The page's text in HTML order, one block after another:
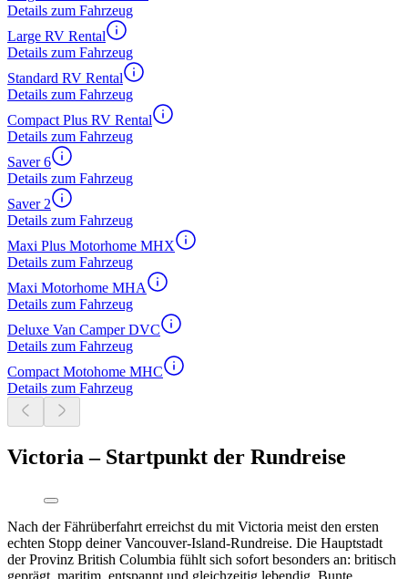
Details zum Fahrzeug
Large RV Rental
Details zum Fahrzeug
Standard RV Rental
Details zum Fahrzeug
Compact Plus RV Rental
Details zum Fahrzeug
Saver 6
Details zum Fahrzeug
Saver 2
Details zum Fahrzeug
Maxi Plus Motorhome MHX
Details zum Fahrzeug
Maxi Motorhome MHA
Details zum Fahrzeug
Deluxe Van Camper DVC
Details zum Fahrzeug
Compact Motohome MHC
Details zum Fahrzeug
Victoria – Startpunkt der Rundreise
Nach der Fährüberfahrt erreichst du mit Victoria meist den ersten
echten Stopp deiner Vancouver-Island-Rundreise. Die Hauptstadt
der Provinz British Columbia fühlt sich sofort besonders an: britisch
geprägt, maritim, entspannt und gleichzeitig lebendig. Bunte